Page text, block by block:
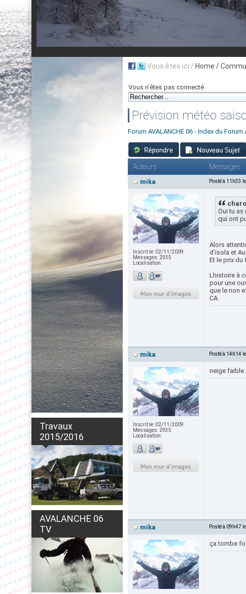
Travaux
2015/2016
AVALANCHE 06
TV
Vous êtes ici / Home /
Vous n'êtes pas connecté
Prévision météo
Forum AVALANCHE 06 - Index du Forum
Auteurs Messages
mika Posté à 11h33
Inscrit le: 02/11/2009
Messages: 2935
Localisation:
Oui tu
qui ont
Alors
d'isola et
Et le prix du
Lhistoire à
pour une
que le non
CA.
mika Posté à 14h14
Inscrit le: 02/11/2009
Messages: 2935
Localisation:
neige faible
mika Posté à 09h47
ça tombe